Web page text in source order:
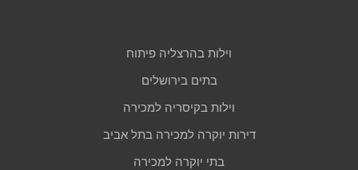
וילות בהרצליה פיתוח
בתים בירושלים
וילות בקיסריה למכירה
דירות יוקרה למכירה בתל אביב
בתי יוקרה למכירה